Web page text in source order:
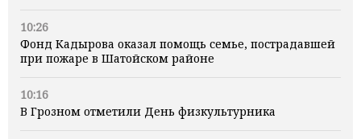
10:26
Фонд Кадырова оказал помощь семье, пострадавшей
при пожаре в Шатойском районе
10:16
В Грозном отметили День физкультурника